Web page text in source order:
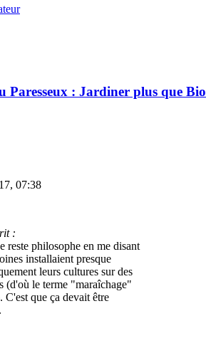
Paresseux : Jardiner plus que Bio
07:38
:
reste philosophe en me disant
installaient presque
leurs cultures sur des
(d'où le terme "maraîchage"
C'est que ça devait être